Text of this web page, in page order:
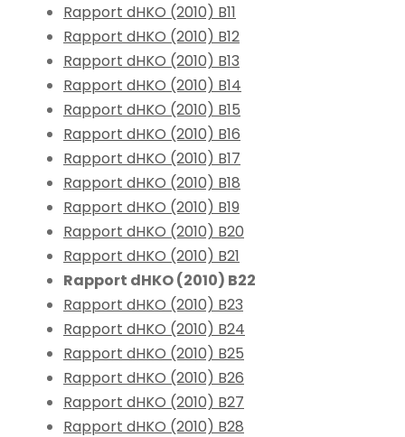
Rapport dHKO (2010) B11
Rapport dHKO (2010) B12
Rapport dHKO (2010) B13
Rapport dHKO (2010) B14
Rapport dHKO (2010) B15
Rapport dHKO (2010) B16
Rapport dHKO (2010) B17
Rapport dHKO (2010) B18
Rapport dHKO (2010) B19
Rapport dHKO (2010) B20
Rapport dHKO (2010) B21
Rapport dHKO (2010) B22
Rapport dHKO (2010) B23
Rapport dHKO (2010) B24
Rapport dHKO (2010) B25
Rapport dHKO (2010) B26
Rapport dHKO (2010) B27
Rapport dHKO (2010) B28